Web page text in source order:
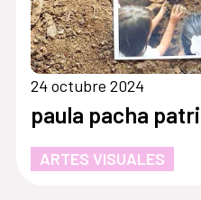
24 octubre 2024
paula pacha
ARTES VISUALES